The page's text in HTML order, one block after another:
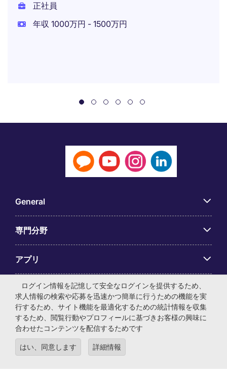
正社員
年収 1000万円 - 1500万円
General
専門分野
アプリ
Employer Centre
© マイケル・ペイジ・インターナショナル・ジャパン株式会
社 法人番号：0104-01-043253 本社所在地：〒105-0001 東
ログイン情報を記憶して安全なログインを提供するため、
求人情報の検索や応募を迅速かつ簡単に行うための機能を実
行するため、サイト機能を最適化するための統計情報を収集
するため、閲覧行動やプロフィールに基づきお客様の興味に
合わせたコンテンツを配信するためです
はい、同意します 詳細情報